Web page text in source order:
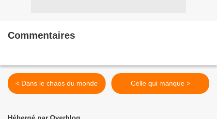
Commentaires
< Dans le chaos du monde Celle qui manque >